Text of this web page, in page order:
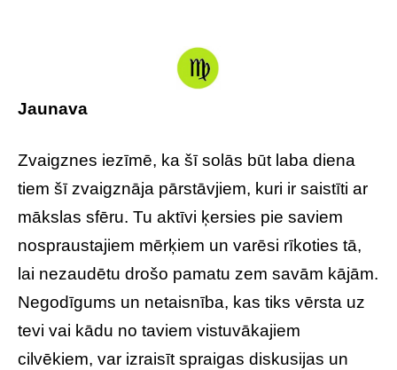
Jaunava
Zvaigznes iezīmē, ka šī solās būt laba diena
tiem šī zvaigznāja pārstāvjiem, kuri ir saistīti ar
mākslas sfēru. Tu aktīvi ķersies pie saviem
nospraustajiem mērķiem un varēsi rīkoties tā,
lai nezaudētu drošo pamatu zem savām kājām.
Negodīgums un netaisnība, kas tiks vērsta uz
tevi vai kādu no taviem vistuvākajiem
cilvēkiem, var izraisīt spraigas diskusijas un